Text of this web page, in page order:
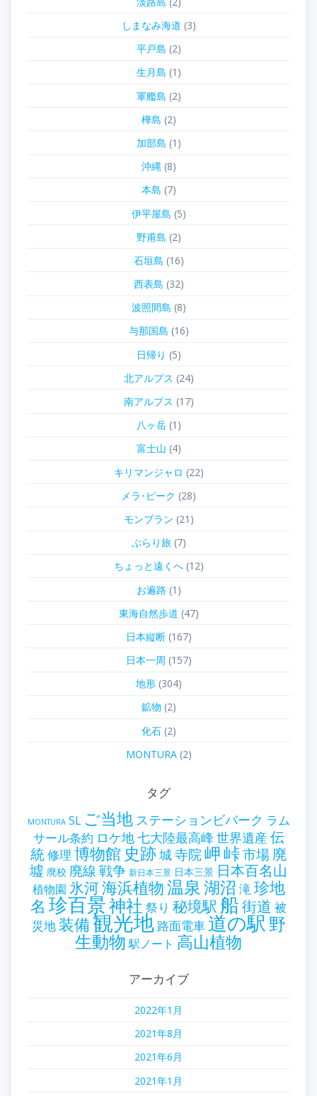
しまなみ海道 (3)
平戸島 (2)
生月島 (1)
軍艦島 (2)
樺島 (2)
加部島 (1)
沖縄(8)
本島 (7)
伊平屋島 (5)
野甫島 (2)
石垣島 (16)
西表島 (32)
波照間島 (8)
与那国島 (16)
日帰り (5)
北アルプス (24)
南アルプス (17)
八ヶ岳(1)
富士山 (4)
キリマンジャロ (22)
メラ･ピーク (28)
モンブラン (21)
ぶらり旅(7)
ちょっと遠くへ(12)
お遍路 (1)
東海自然歩道 (47)
日本縦断(167)
日本一周 (157)
地形(304)
鉱物 (2)
化石(2)
MONTURA(2)
タグ
MONTURA SL ご当地 ステーションビバーク ラム
サール条約 ロケ地七大陸最高峰 世界遺産 伝
統修理 博物館 史跡城寺院岬峠市場廃
墟 廃校 廃線戦争 新日本三景 日本三景 日本百名山
植物園 氷河海浜植物温泉湖沼 滝珍地
名 珍百景神社 祭り 秘境駅 船街道 被
災地装備観光地 路面電車道の駅野
生動物 駅ノート 高山植物
アーカイブ
2022年1月
2021年8月
2021年6月
2021年1月